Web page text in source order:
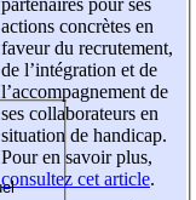
actions concrètes en
faveur du recrutement,
de l’intégration et de
l’accompagnement de
ses collaborateurs en
situation de handicap.
Pour en savoir plus,
consultez cet article.